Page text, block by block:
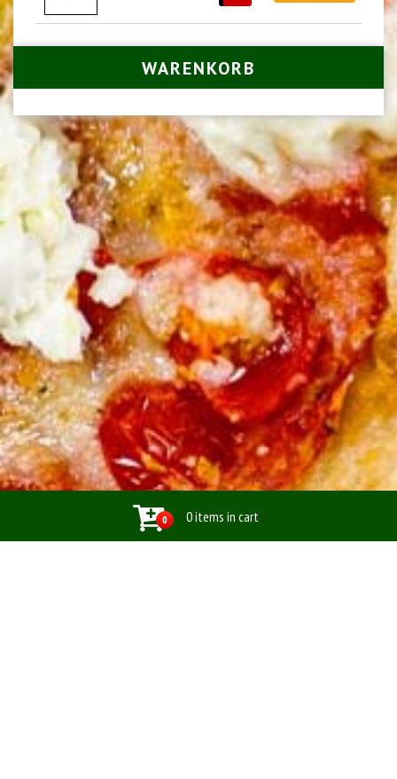
0 0 items in cart
WARENKORB